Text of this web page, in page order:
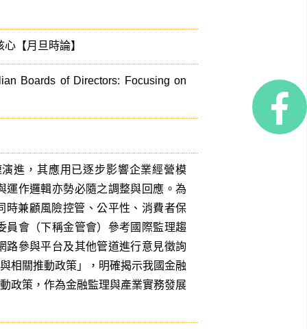
【月旦時論】
Boards of Directors: Focusing on
進，其應用已逐步影響企業經營模
運作邏輯亦勢必隨之調整與回應。為
時兼顧風險控管、公平性、消費者保
員會（下稱金管會）參考國際監理趨
路參與平台及其他管道進行意見徵詢
相關推動政策」，明確揭示我國金融
政策，作為金融監理與產業實務發展